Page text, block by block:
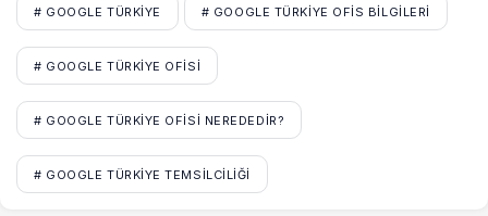
# GOOGLE TÜRKIYE # GOOGLE TÜRKIYE OFIS BILGILERI
# GOOGLE TÜRKIYE OFISI
# GOOGLE TÜRKIYE OFISI NEREDEDIR?
# GOOGLE TÜRKIYE TEMSILCILIĞI